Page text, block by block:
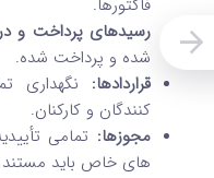
فاکتورها.
رسیدهای پرداخت و
شده و پرداخت‌ شده.
قراردادها: نگهداری
کنندگان و کارکنان.
مجوزها: تمامی
های خاص باید